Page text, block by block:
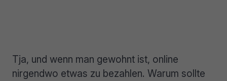
Tja, und wenn man gewohnt ist, online
nirgendwo etwas zu bezahlen. Warum sollte